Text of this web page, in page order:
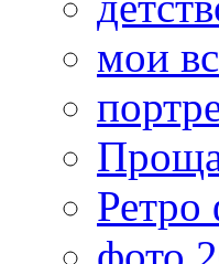
мои
Ретро